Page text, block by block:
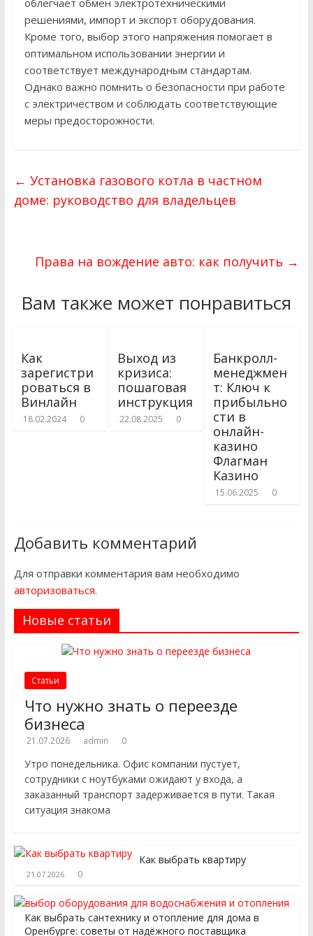
облегчает обмен электротехническими
решениями, импорт и экспорт оборудования.
Кроме того, выбор этого напряжения помогает в
оптимальном использовании энергии и
соответствует международным стандартам.
Однако важно помнить о безопасности при работе
с электричеством и соблюдать соответствующие
меры предосторожности.
← Установка газового котла в частном
доме: руководство для владельцев
Права на вождение авто: как получить →
Вам также может понравиться
Как
зарегистри
роваться в
Винлайн
18.02.2024 0
Выход из
кризиса:
пошаговая
инструкция
22.08.2025 0
Банкролл-
менеджмен
т: Ключ к
прибыльно
сти в
онлайн-
казино
Флагман
Казино
15.06.2025 0
Добавить комментарий
Для отправки комментария вам необходимо
авторизоваться.
Новые статьи
Статьи
Что нужно знать о переезде
бизнеса
21.07.2026 admin 0
Утро понедельника. Офис компании пустует,
сотрудники с ноутбуками ожидают у входа, а
заказанный транспорт задерживается в пути. Такая
ситуация знакома
Как выбрать квартиру
21.07.2026 0
Как выбрать сантехнику и отопление для дома в
Оренбурге: советы от надёжного поставщика